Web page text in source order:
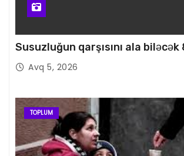
Susuzluğun qarşısını ala biləcək
Avq 5, 2026
TOPLUM